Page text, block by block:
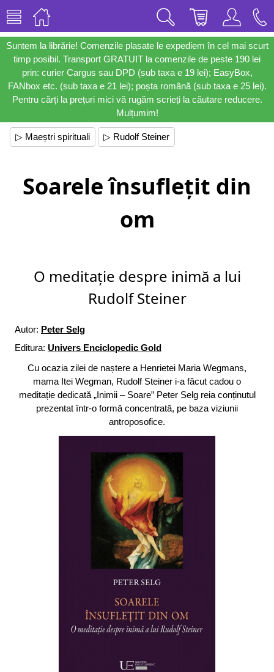
Suntem la librărie! Comenzile plasate le expediem în cel mai scurt
timp posibil. Transport GRATUIT la comenzile de peste 190 lei
prin: curier Cargus sau DPD (sub taxa e 19 lei); EasyBox,
FANbox etc. (sub taxa e 21 lei); poșta română (sub taxa e 25 lei).
Pentru cărți la prețuri mici vă rugăm scrieți la căutare reducere.
Mulțumim!
▷ Maeștri spirituali ▷ Rudolf Steiner
Soarele însuflețit din
om
O meditație despre inimă a lui
Rudolf Steiner
Autor: Peter Selg
Editura: Univers Enciclopedic Gold
Cu ocazia zilei de naștere a Henrietei Maria Wegmans,
mama Itei Wegman, Rudolf Steiner i-a făcut cadou o
meditație dedicată „Inimii – Soare” Peter Selg reia conținutul
prezentat într-o formă concentrată, pe baza viziunii
antroposofice.